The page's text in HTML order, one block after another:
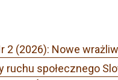
2 (2026): Nowe
społecznego